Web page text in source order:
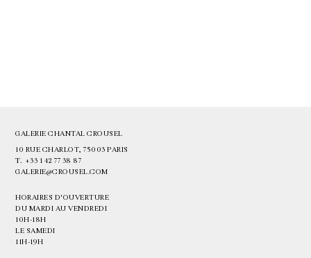
GALERIE CHANTAL CROUSEL
10 RUE CHARLOT, 75003 PARIS
T. +33 1 42 77 38 87
GALERIE@CROUSEL.COM
HORAIRES D'OUVERTURE
DU MARDI AU VENDREDI
10H-18H
LE SAMEDI
11H-19H